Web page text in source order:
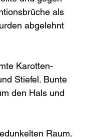
als
abgelehnt
Karotten-
Stiefel. Bunte
den Hals und
Raum.